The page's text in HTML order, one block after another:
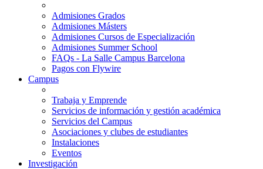
Admisiones Grados
Admisiones Másters
Admisiones Cursos de Especialización
Admisiones Summer School
FAQs - La Salle Campus Barcelona
Pagos con Flywire
Campus
Trabaja y Emprende
Servicios de información y gestión académica
Servicios del Campus
Asociaciones y clubes de estudiantes
Instalaciones
Eventos
Investigación